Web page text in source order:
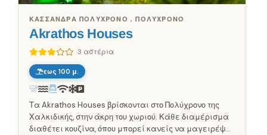
Akrathos Houses
3 αστέρια
ΚΑΣΣΆΝΔΡΑ ΠΟΛΎΧΡΟΝΟ , ΠΟΛΎΧΡΟΝΟ
εως 100 μ.
Τα Akrathos Houses βρίσκονται στο Πολύχρονο της
Χαλκιδικής, στην άκρη του χωριού. Κάθε διαμέρισμα
διαθέτει κουζίνα, όπου μπορεί κανείς να μαγειρέψει